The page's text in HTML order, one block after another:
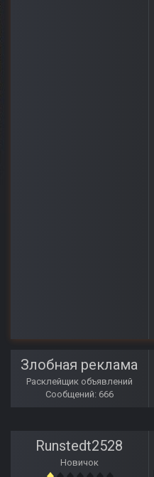
Злобная реклама
Расклейщик объявлений
Сообщений: 666
Runstedt2528
Новичок